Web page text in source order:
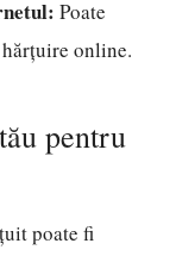
Poate
online.
pentru
poate fi